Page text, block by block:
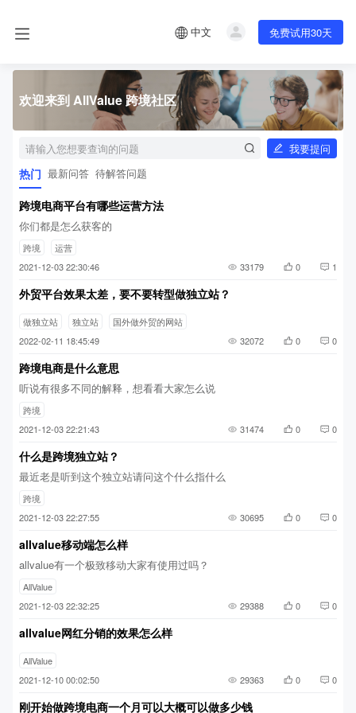
中文 免费试用30天
欢迎来到 AllValue 跨境社区
我要提问
热门 最新问答 待解答问题
跨境电商平台有哪些运营方法
你们都是怎么获客的
跨境
运营
2021-12-03 22:30:46
33179 0 1
外贸平台效果太差，要不要转型做独立站？
做独立站 独立站
国外做外贸的网站
2022-02-11 18:45:49
32072 0 0
跨境电商是什么意思
听说有很多不同的解释，想看看大家怎么说
跨境
2021-12-03 22:21:43
31474 0 0
什么是跨境独立站？
最近老是听到这个独立站请问这个什么指什么
跨境
2021-12-03 22:27:55
30695 0 0
allvalue移动端怎么样
allvalue有一个极致移动大家有使用过吗？
AllValue
2021-12-03 22:32:25
29388 0 0
allvalue网红分销的效果怎么样
AllValue
2021-12-10 00:02:50
29363 0 0
刚开始做跨境电商一个月可以大概可以做多少钱